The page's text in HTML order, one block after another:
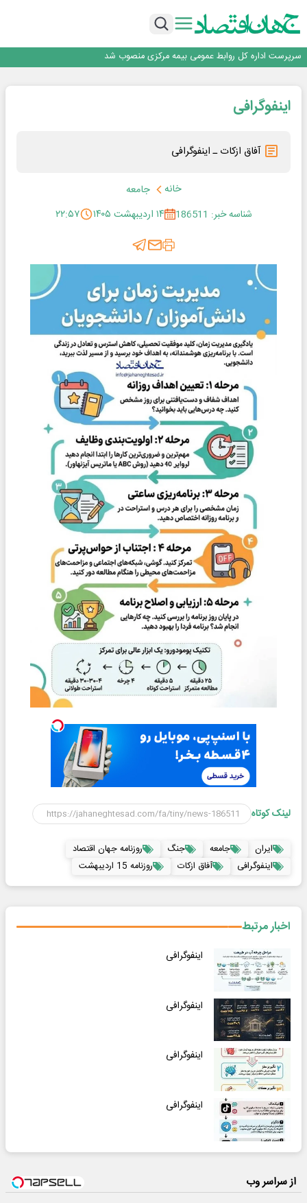
داد
روایت بانک ایران زمین از بانکداری نوین با خلق تجربه برای مشتری
سرپرست اداره کل روابط عمومی بیمه مرکزی منصوب شد
مشتریان
بانک مهر ایران بیش از ۷۰ میلیارد تومان به برنامه‌های مسئولیت اجتماعی اختصاص
اینفوگرافی
آفاق ازکات ـ اینفوگرافی
خانه
جامعه
شناسه خبر: 186511
۱۴ اردیبهشت ۱۴۰۵ ۲۲:۵۷
لینک کوتاه
ایران جامعه جنگ
روزنامه جهان اقتصاد
اینفوگرافی
آفاق ازکات روزنامه 15 اردیبهشت
اخبار مرتبط
اینفوگرافی
اینفوگرافی
اینفوگرافی
اینفوگرافی
از سراسر وب